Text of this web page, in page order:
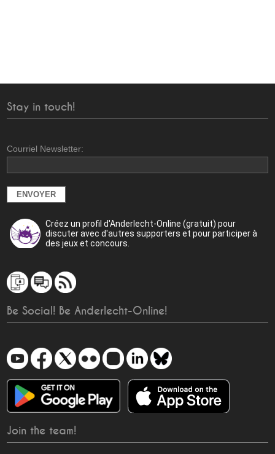
Stay in touch!
Courriel Newsletter:
Créez un profil d'Anderlecht-Online (gratuit) pour
discuter avec d'autres supporters et pour participer à
des jeux et concours.
Be Social! Be Anderlecht-Online!
Join the team!